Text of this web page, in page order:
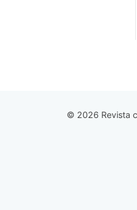
© 2026 Revista